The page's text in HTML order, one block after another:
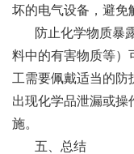
坏的电气设备，避免
防止化学物质暴
料中的有害物质等）
工需要佩戴适当的防
出现化学品泄漏或操
施。
五、总结